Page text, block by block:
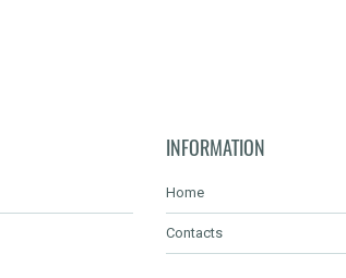
INFORMATION
Home
Contacts